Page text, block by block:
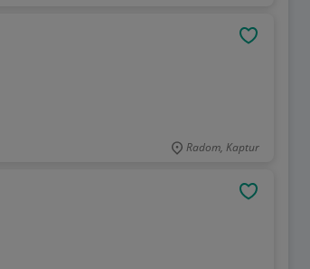
Radom, Kaptur